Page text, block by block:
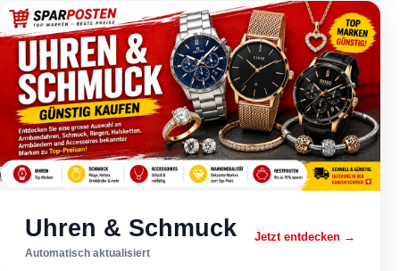
Uhren & Schmuck
Automatisch aktualisiert
Jetzt entdecken →